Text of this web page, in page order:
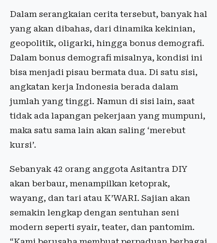
Dalam serangkaian cerita tersebut, banyak hal
yang akan dibahas, dari dinamika kekinian,
geopolitik, oligarki, hingga bonus demografi.
Dalam bonus demografi misalnya, kondisi ini
bisa menjadi pisau bermata dua. Di satu sisi,
angkatan kerja Indonesia berada dalam
jumlah yang tinggi. Namun di sisi lain, saat
tidak ada lapangan pekerjaan yang mumpuni,
maka satu sama lain akan saling ‘merebut
kursi’.
Sebanyak 42 orang anggota Asitantra DIY
akan berbaur, menampilkan ketoprak,
wayang, dan tari atau K’WARI. Sajian akan
semakin lengkap dengan sentuhan seni
modern seperti syair, teater, dan pantomim.